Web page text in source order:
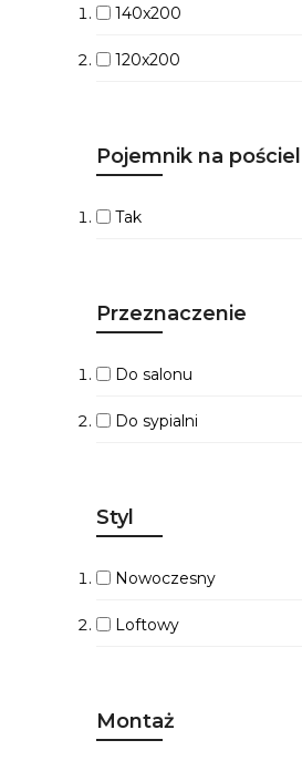
140x200
120x200
Pojemnik na pościel
Tak
Przeznaczenie
Do salonu
Do sypialni
Styl
Nowoczesny
Loftowy
Montaż